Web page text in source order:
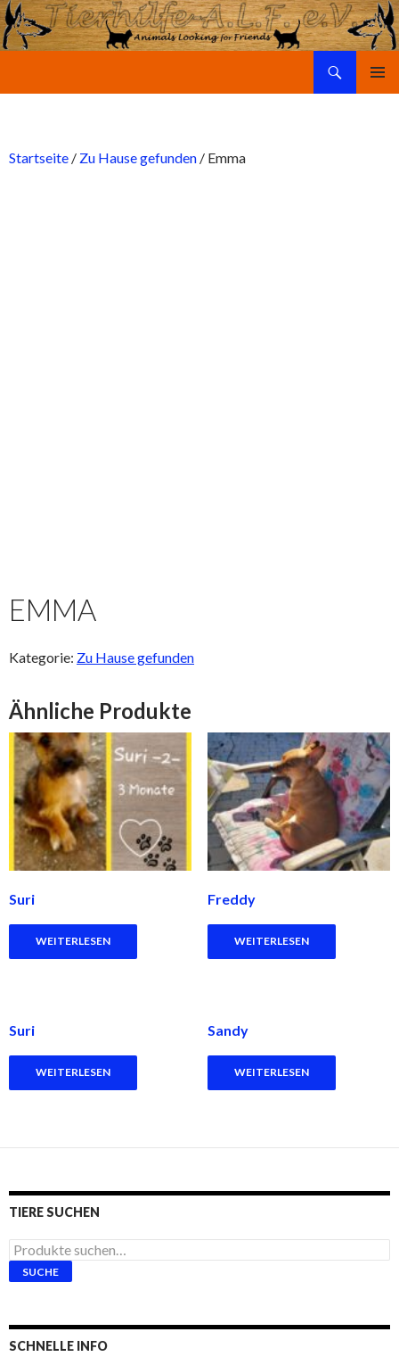
Startseite / Zu Hause gefunden / Emma
EMMA
Kategorie: Zu Hause gefunden
Ähnliche Produkte
Suri
WEITERLESEN
Freddy
WEITERLESEN
Suri
WEITERLESEN
Sandy
WEITERLESEN
TIERE SUCHEN
Suche
nach:
SUCHE
SCHNELLE INFO